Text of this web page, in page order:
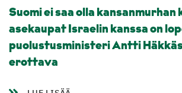
Suomi ei saa olla
asekaupat Israelin kanssa on
puolustusministeri Antti
erottava